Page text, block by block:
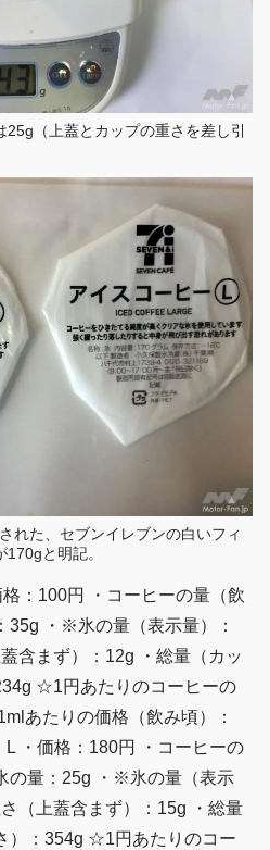
（上蓋とカップの重さを差し引
れた、セブンイレブンの白いフィ
と明記。
：100円 ・コーヒーの量（飲
35g ・※氷の量（表示量）：
含まず）：12g ・総量（カッ
☆1円あたりのコーヒーの
あたりの価格（飲み頃）：
・価格：180円 ・コーヒーの
の量：25g ・※氷の量（表示
（上蓋含まず）：15g ・総量
）：354g ☆1円あたりのコー